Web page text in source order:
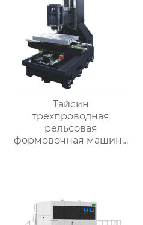
Тайсин
трехпроводная
рельсовая
формовочная машина